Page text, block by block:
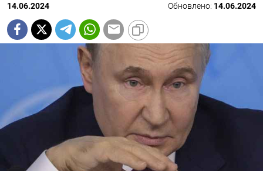
14.06.2024 Обновлено: 14.06.2024